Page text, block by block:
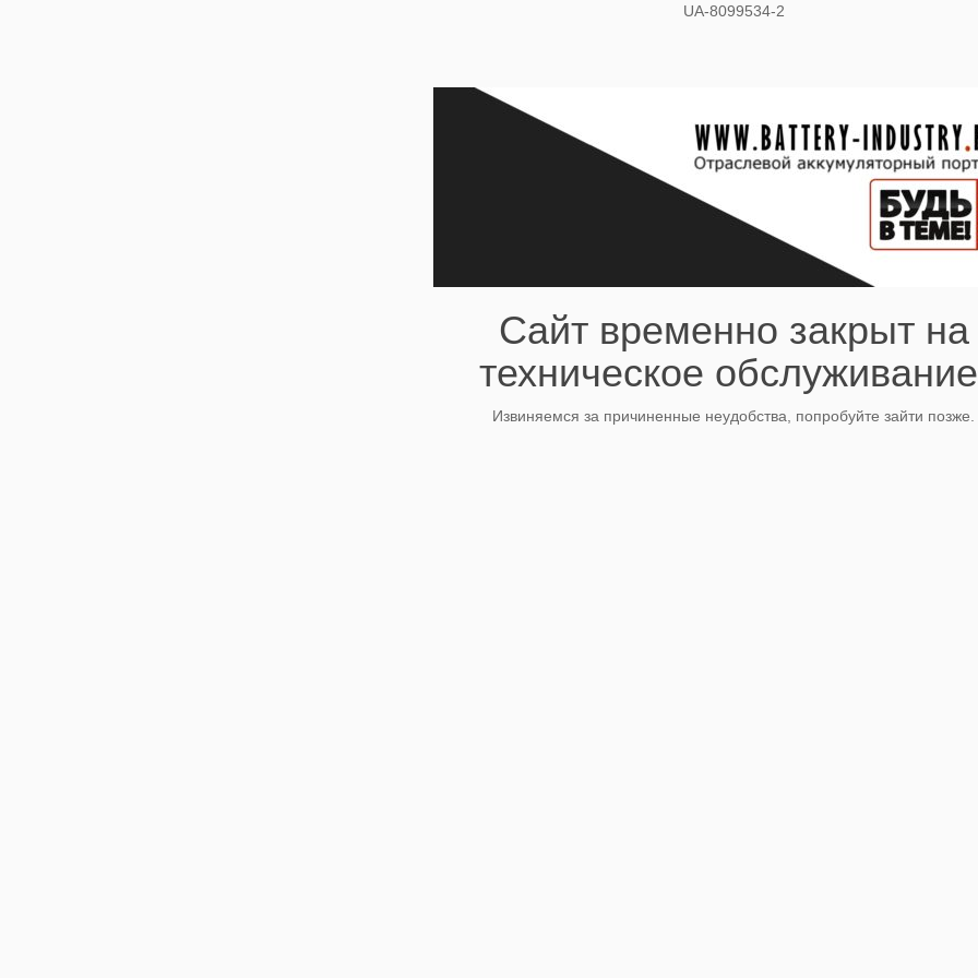
UA-8099534-2
Сайт временно закрыт на
техническое
Извиняемся за причиненные неудобства, попробуйте зайти позже.